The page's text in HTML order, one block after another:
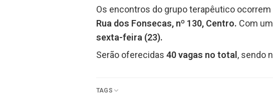
Os encontros do grupo terapêutico
Rua dos Fonsecas, nº 130, Centro. Com
sexta-feira (23).
Serão oferecidas 40 vagas no total , sendo
TAGS